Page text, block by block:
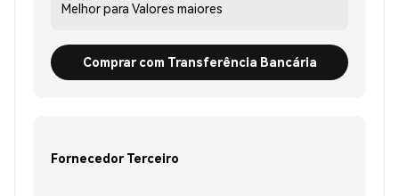
Melhor para Valores maiores
Comprar com Transferência Bancária
Fornecedor Terceiro